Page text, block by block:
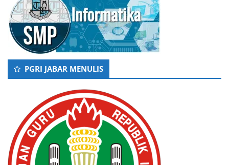
PGRI JABAR MENULIS